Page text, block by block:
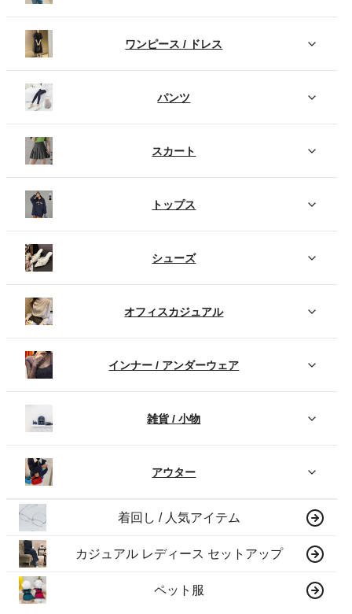
ワンピース / ドレス
パンツ
スカート
トップス
シューズ
オフィスカジュアル
インナー / アンダーウェア
雑貨 / 小物
アウター
着回し / 人気アイテム
カジュアル レディース セットアップ
ペット服